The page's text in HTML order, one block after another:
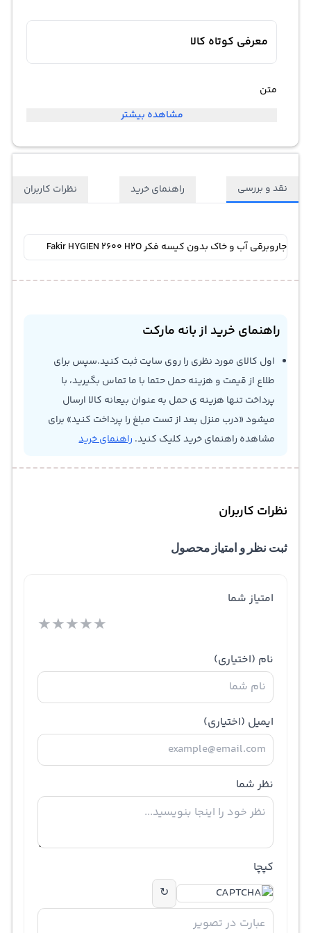
معرفی کوتاه کالا
متن
مشاهده بیشتر
نقد و بررسی راهنمای خرید نظرات کاربران
جاروبرقی آب و خاک بدون کیسه فکر Fakir HYGIEN 2600 H2O
راهنمای خرید از بانه مارکت
اول کالای مورد نظری را روی سایت ثبت کنید.سپس برای
طلاع از قیمت و هزینه حمل حتما با ما تماس بگیرید، با
پرداخت تنها هزینه ی حمل به عنوان بیعانه کالا ارسال
میشود «درب منزل بعد از تست مبلغ را پرداخت کنید» برای
مشاهده راهنمای خرید کلیک کنید. راهنمای خرید
نظرات کاربران
ثبت نظر و امتیاز محصول
امتیاز شما
★★★★★
نام (اختیاری)
ایمیل (اختیاری)
نظر شما
کپچا
↻